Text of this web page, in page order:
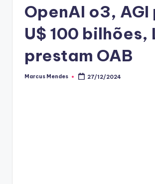
OpenAI o3, AGI
U$ 100 bilhões,
prestam OAB
Posted
Marcus Mendes 27/12/2024